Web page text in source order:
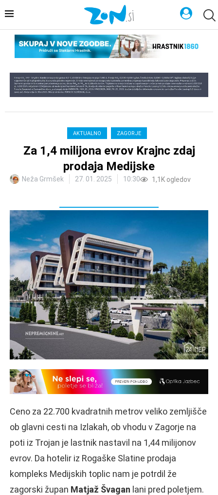
AKTUALNO ZAGORJE
Za 1,4 milijona evrov Krajnc zdaj
prodaja Medijske
Neža Grmšek 27. 01. 2025 10:30 1,1K ogledov
Ceno za 22.700 kvadratnih metrov veliko zemljišče
ob glavni cesti na Izlakah, ob vhodu v Zagorje na
poti iz Trojan je lastnik nastavil na 1,44 milijonov
evrov. Da hotelir iz Rogaške Slatine prodaja
kompleks Medijskih toplic nam je potrdil že
zagorski župan Matjaž Švagan lani pred poletjem.